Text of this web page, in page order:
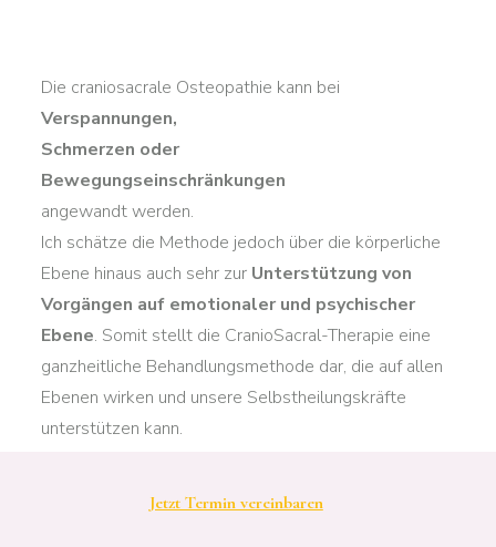
Die craniosacrale Osteopathie kann bei
Verspannungen,
Schmerzen oder
Bewegungseinschränkungen
angewandt werden.
Ich schätze die Methode jedoch über die körperliche
Ebene hinaus auch sehr zur Unterstützung von
Vorgängen auf emotionaler und psychischer
Ebene. Somit stellt die CranioSacral-Therapie eine
ganzheitliche Behandlungsmethode dar, die auf allen
Ebenen wirken und unsere Selbstheilungskräfte
unterstützen kann.
Jetzt Termin vereinbaren